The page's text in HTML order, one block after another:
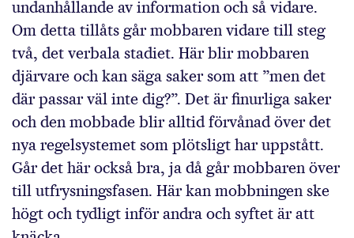
undanhållande av information och så vidare.
Om detta tillåts går mobbaren vidare till steg
två, det verbala stadiet. Här blir mobbaren
djärvare och kan säga saker som att ”men det
där passar väl inte dig?”. Det är finurliga saker
och den mobbade blir alltid förvånad över det
nya regelsystemet som plötsligt har uppstått.
Går det här också bra, ja då går mobbaren över
till utfrysningsfasen. Här kan mobbningen ske
högt och tydligt inför andra och syftet är att